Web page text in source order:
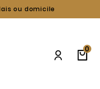
ou domicile
0